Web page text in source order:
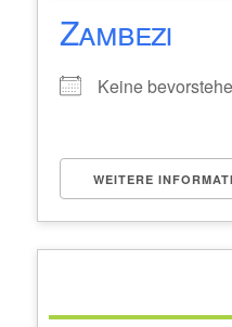
Zambezi
Keine
WEITERE